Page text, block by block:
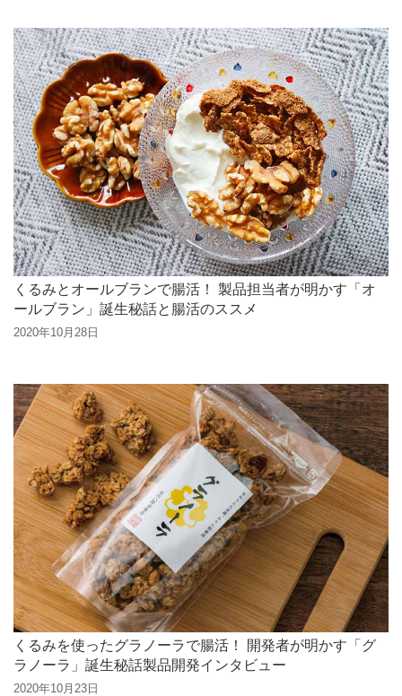
くるみとオールブランで腸活！ 製品担当者が明かす「オ
ールブラン」誕生秘話と腸活のススメ
2020年10月28日
くるみを使ったグラノーラで腸活！ 開発者が明かす「グ
ラノーラ」誕生秘話製品開発インタビュー
2020年10月23日